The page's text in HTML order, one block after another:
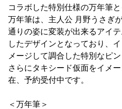
コラボした特別仕様の万年筆と
万年筆は、主人公 月野うさぎ
通りの姿に変装が出来るアイテ
したデザインとなっており、
メージして調合した特別なピ
さらにタキシード仮面をイメ
在、予約受付中です。
＜万年筆＞